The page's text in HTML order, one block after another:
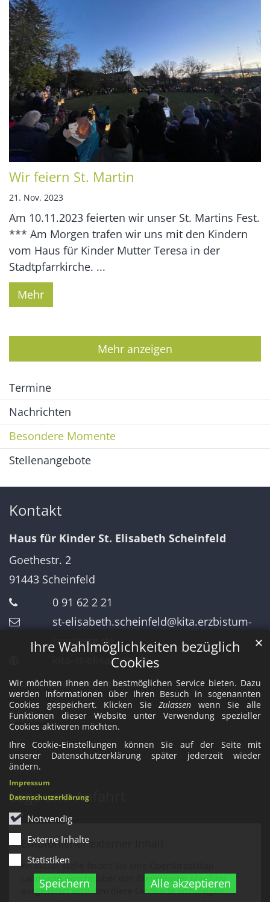
Ihre Wahlmöglichkeiten bezüglich
Cookies
Wir möchten Ihnen den bestmöglichen Service bieten. Dazu
werden Informationen über Ihren Besuch in sogenannten
Cookies gespeichert. Klicken SieZulassen wenn Sie alle
Funktionen dieser Website unter Verwendung spezieller
Cookies aktiveren möchten.
Ihre Cookie-Einstellungen können Sie auf der Seite mit
unserer Datenschutzerklärung später jederzeit wieder
ändern.
Notwendig
Externe Inhalte
Statistiken
Speichern Alle akzeptieren
✕
Impressum
Datenschutzerklärung
Wir feiern St. Martin
21. Nov. 2023
Am 10.11.2023 feierten wir unser St. Martins Fest.
*** Am Morgen trafen wir uns mit den Kindern
vom Haus für Kinder Mutter Teresa in der
Stadtpfarrkirche. ...
Mehr
Mehr anzeigen
Termine
Nachrichten
Besondere Momente
Stellenangebote
Kontakt
Haus für Kinder St. Elisabeth Scheinfeld
Goethestr. 2
91443 Scheinfeld
0 91 62 2 21
st-elisabeth.scheinfeld@kita.erzbistum-
bamberg.de
kita-st-elisabeth.de
Visitenkarte herunterladen
Links
Lage und Anfahrt
Empfohlener externer Inhalt
An dieser Stelle finden Sie eine OpenStreetMap
Landkarte, welche über den Dienstleister MapTiler
ausgeliefert wird. Um diese Landkarte anzuzeigen